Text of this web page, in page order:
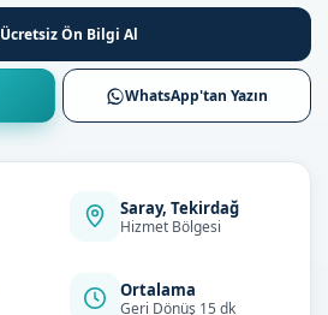
Ücretsiz Ön Bilgi Al
WhatsApp'tan Yazın
Saray, Tekirdağ
Hizmet Bölgesi
Ortalama
Geri Dönüş 15 dk